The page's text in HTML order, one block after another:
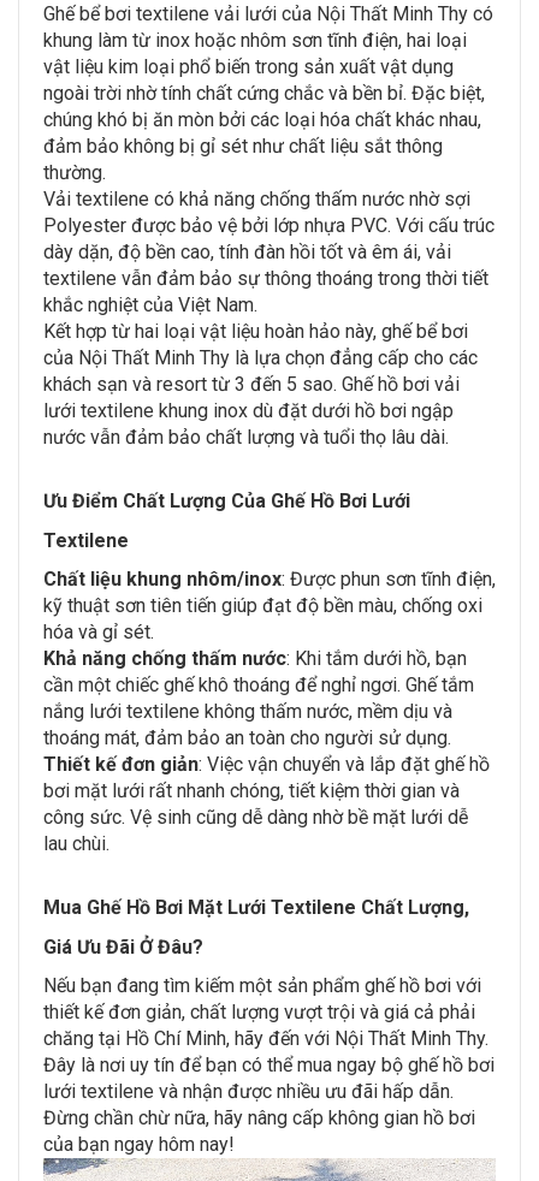
Ghế bể bơi textilene vải lưới của Nội Thất Minh Thy có
khung làm từ inox hoặc nhôm sơn tĩnh điện, hai loại
vật liệu kim loại phổ biến trong sản xuất vật dụng
ngoài trời nhờ tính chất cứng chắc và bền bỉ. Đặc biệt,
chúng khó bị ăn mòn bởi các loại hóa chất khác nhau,
đảm bảo không bị gỉ sét như chất liệu sắt thông
thường.
Vải textilene có khả năng chống thấm nước nhờ sợi
Polyester được bảo vệ bởi lớp nhựa PVC. Với cấu trúc
dày dặn, độ bền cao, tính đàn hồi tốt và êm ái, vải
textilene vẫn đảm bảo sự thông thoáng trong thời tiết
khắc nghiệt của Việt Nam.
Kết hợp từ hai loại vật liệu hoàn hảo này, ghế bể bơi
của Nội Thất Minh Thy là lựa chọn đẳng cấp cho các
khách sạn và resort từ 3 đến 5 sao. Ghế hồ bơi vải
lưới textilene khung inox dù đặt dưới hồ bơi ngập
nước vẫn đảm bảo chất lượng và tuổi thọ lâu dài.
Ưu Điểm Chất Lượng Của Ghế Hồ Bơi Lưới
Textilene
Chất liệu khung nhôm/inox: Được phun sơn tĩnh điện,
kỹ thuật sơn tiên tiến giúp đạt độ bền màu, chống oxi
hóa và gỉ sét.
Khả năng chống thấm nước: Khi tắm dưới hồ, bạn
cần một chiếc ghế khô thoáng để nghỉ ngơi. Ghế tắm
nắng lưới textilene không thấm nước, mềm dịu và
thoáng mát, đảm bảo an toàn cho người sử dụng.
Thiết kế đơn giản: Việc vận chuyển và lắp đặt ghế hồ
bơi mặt lưới rất nhanh chóng, tiết kiệm thời gian và
công sức. Vệ sinh cũng dễ dàng nhờ bề mặt lưới dễ
lau chùi.
Mua Ghế Hồ Bơi Mặt Lưới Textilene Chất Lượng,
Giá Ưu Đãi Ở Đâu?
Nếu bạn đang tìm kiếm một sản phẩm ghế hồ bơi với
thiết kế đơn giản, chất lượng vượt trội và giá cả phải
chăng tại Hồ Chí Minh, hãy đến với Nội Thất Minh Thy.
Đây là nơi uy tín để bạn có thể mua ngay bộ ghế hồ bơi
lưới textilene và nhận được nhiều ưu đãi hấp dẫn.
Đừng chần chừ nữa, hãy nâng cấp không gian hồ bơi
của bạn ngay hôm nay!